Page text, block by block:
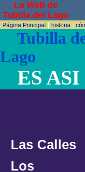
La Web de
Tubilla del Lago
Página Principal | historia |
Tubilla
Lago
ES ASI
Las Calles
Los